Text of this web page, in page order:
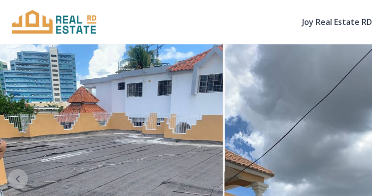
Joy Real Estate RD